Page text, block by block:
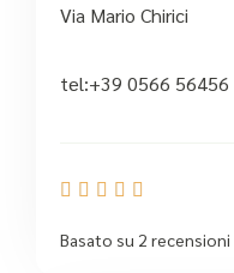
Via Mario Chirici
tel:+39 0566 56456
    
Basato su 2 recensioni